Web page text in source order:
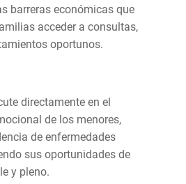
barreras económicas que
acceder a consultas,
oportunos.
directamente en el
de los menores,
de enfermedades
sus oportunidades de
y pleno.